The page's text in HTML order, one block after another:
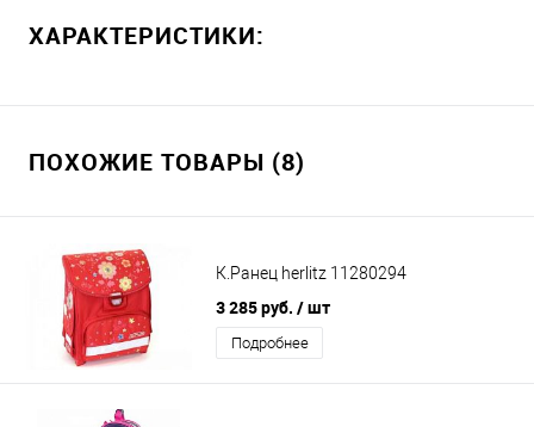
ХАРАКТЕРИСТИКИ:
ПОХОЖИЕ ТОВАРЫ (8)
К.Ранец herlitz 11280294
3 285 руб. / шт
Подробнее